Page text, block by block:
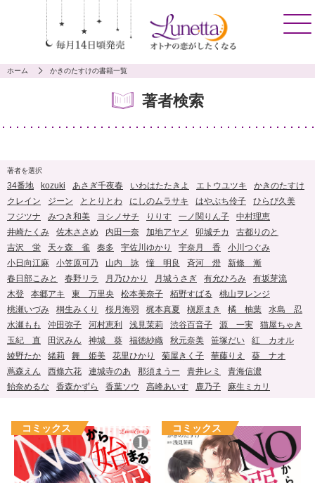
ホーム かきのたすけの書籍一覧
著者検索
著者を選択
34番地 kozuki あさぎ千夜春 いわはたたきよ エトウユツキ
かきのたすけ
クレイン
ジーン ととりとわ にしのムラサキ はやぶち伶子
ひらび久美
フジツナ
みつき和美 ヨシノサチ りりす 一ノ関りん子
中村理恵
井崎たくみ
佐木ささめ 内田一奈 加地アヤメ 卯城チカ
古都りのと
吉沢 蛍
天ヶ森 雀 奏多 宇佐川ゆかり 宇奈月 香
小川つぐみ
小日向江麻
小笠原可乃 山内 詠 憧 明良 斉河 燈
新條 漸
春日部こみと
春野リラ 月乃ひかり 月城うさぎ 有允ひろみ
有坂芽流
木登
本郷アキ 東 万里央 松本美奈子 栢野すばる
桃山ヲレンジ
桃瀬いづみ
桐生みくり 桜月海羽 梶本真夏 槇原まき 橘 柚葉
水島 忍
水瀬もも
沖田弥子 河村恵利 浅見茉莉 渋谷百音子 源 一実
猫屋ちゃき
玉紀 直
田沢みん 神城 葵 福徳紗織 秋元奈美 笹塚だい
紅 カオル
綾野たか
緒莉 舞 姫美 花里ひかり 菊屋きく子 華藤りえ
葵 ナオ
蔦森えん
西條六花 連城寺のあ 那須まうー 青井レミ
青海信濃
飴奈めるな
香森かずら 香葉ソウ 高峰あいす 鹿乃子 麻生ミカリ